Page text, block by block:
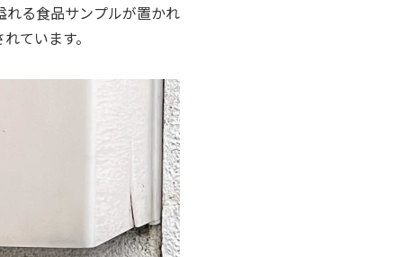
れる食品サンプルが置かれ
ています。